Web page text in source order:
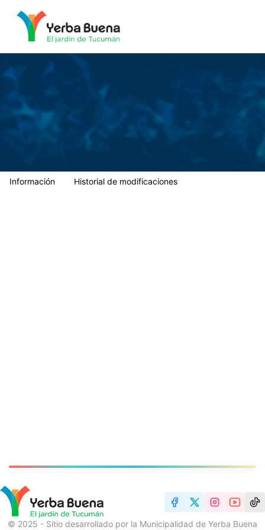
Información Historial de modificaciones
© 2025 - Sitio desarrollado por la Municipalidad de Yerba Buena